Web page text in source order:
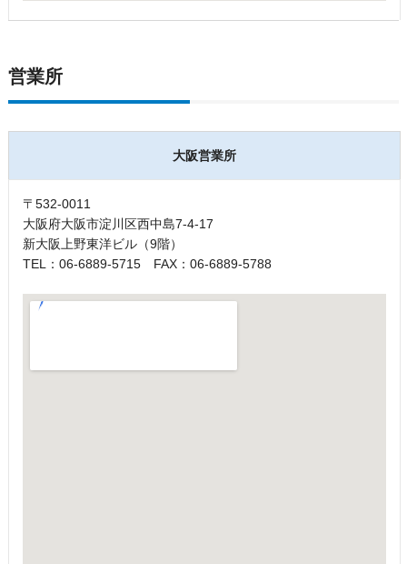
営業所
大阪営業所
〒532-0011
大阪府大阪市淀川区西中島7-4-17
新大阪上野東洋ビル（9階）
TEL：06-6889-5715 FAX：06-6889-5788